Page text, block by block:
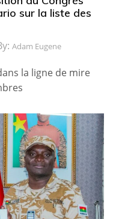
sur la liste des
Adam Eugene
la ligne de mire